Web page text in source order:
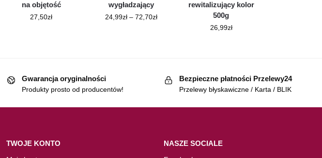
na objętość
27,50zł
wygładzający
24,99zł – 72,70zł
rewitalizujący kolor
500g
26,99zł
Gwarancja oryginalności
Produkty prosto od producentów!
Bezpieczne płatności Przelewy24
Przelewy błyskawiczne / Karta / BLIK
TWOJE KONTO NASZE SOCIALE